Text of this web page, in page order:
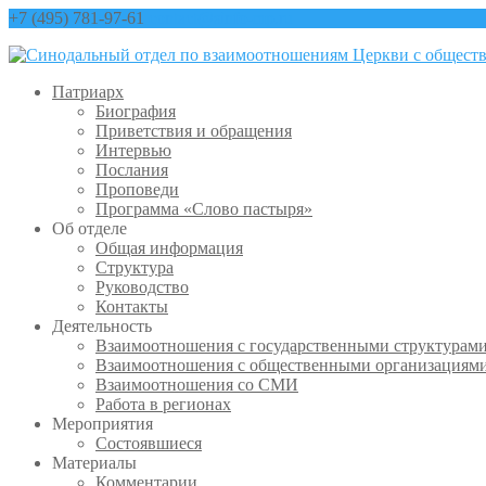
+7 (495) 781-97-61
Патриарх
Биография
Приветствия и обращения
Интервью
Послания
Проповеди
Программа «Слово пастыря»
Об отделе
Общая информация
Структура
Руководство
Контакты
Деятельность
Взаимоотношения с государственными
Взаимоотношения с общественными
Взаимоотношения со СМИ
Работа в регионах
Мероприятия
Состоявшиеся
Материалы
Комментарии